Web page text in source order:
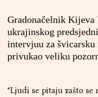
Gradonačelnik
ukrajinskog
intervjuu za
privukao veliku
“Ljudi se pitaju zašto